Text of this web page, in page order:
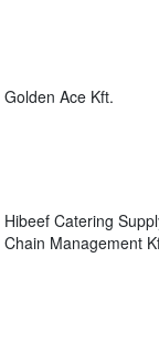
Golden Ace Kft.
Hibeef Catering
Chain Management